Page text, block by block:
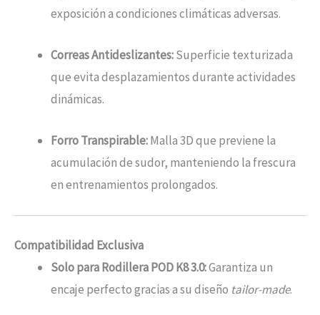
exposición a condiciones climáticas adversas.
Correas Antideslizantes:Superficie texturizada
que evita desplazamientos durante actividades
dinámicas.
Forro Transpirable:Malla 3D que previene la
acumulación de sudor, manteniendo la frescura
en entrenamientos prolongados.
Compatibilidad Exclusiva
Solo para Rodillera POD K8 3.0:Garantiza un
encaje perfecto gracias a su diseño tailor-made.